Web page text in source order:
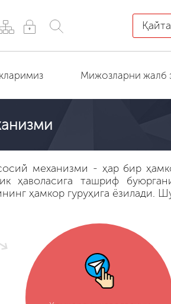
Мижозларни жалб
механизми - ҳар бир
ҳаволасига ташриф
ҳамкор гуруҳига